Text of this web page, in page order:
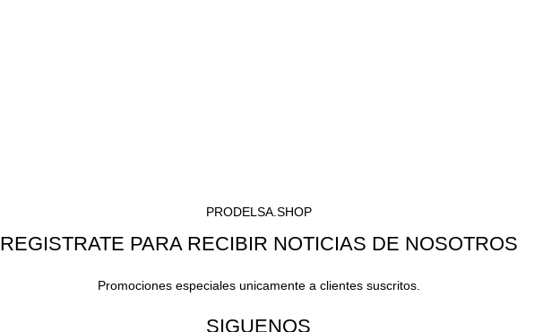
PRODELSA.SHOP
REGISTRATE PARA RECIBIR NOTICIAS DE NOSOTROS
Promociones especiales unicamente a clientes suscritos.
SIGUENOS